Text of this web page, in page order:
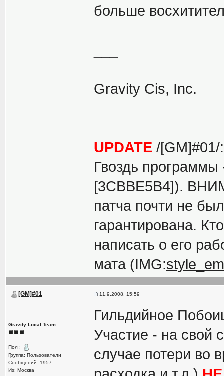
больше
Gravity Cis, Inc.
UPDATE/[GM]#01/:
Гвоздь
[3CBBE5B4]).
патча почти не
гарантирована.
написать о его
мата (IMG:
[GM]#01 11.9.2008, 15:59
Gravity Local Team
Пол :
Группа: Пользователи
Сообщений: 1957
Из: Москва
Гильдийное
Участие - на свой
случае потери во